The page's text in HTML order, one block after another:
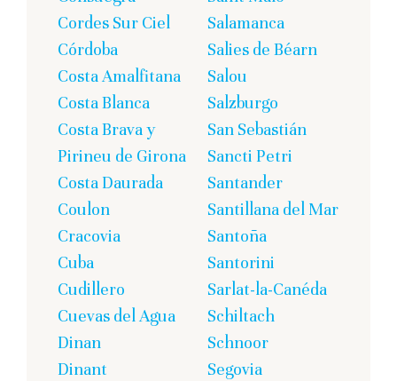
Cordes Sur Ciel
Córdoba
Costa Amalfitana
Costa Blanca
Costa Brava y
Pirineu de Girona
Costa Daurada
Coulon
Cracovia
Cuba
Cudillero
Cuevas del Agua
Dinan
Dinant
Salamanca
Salies de Béarn
Salou
Salzburgo
San Sebastián
Sancti Petri
Santander
Santillana del Mar
Santoña
Santorini
Sarlat-la-Canéda
Schiltach
Schnoor
Segovia